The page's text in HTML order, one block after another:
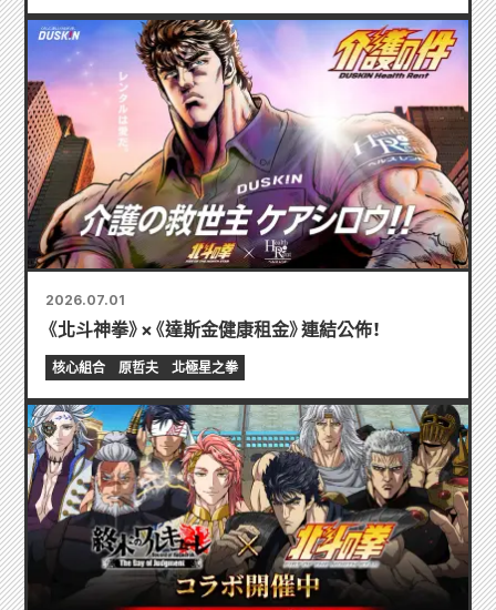
2026.07.01
《北斗神拳》×《達斯金健康租金》連結公佈！
核心組合 原哲夫 北極星之拳